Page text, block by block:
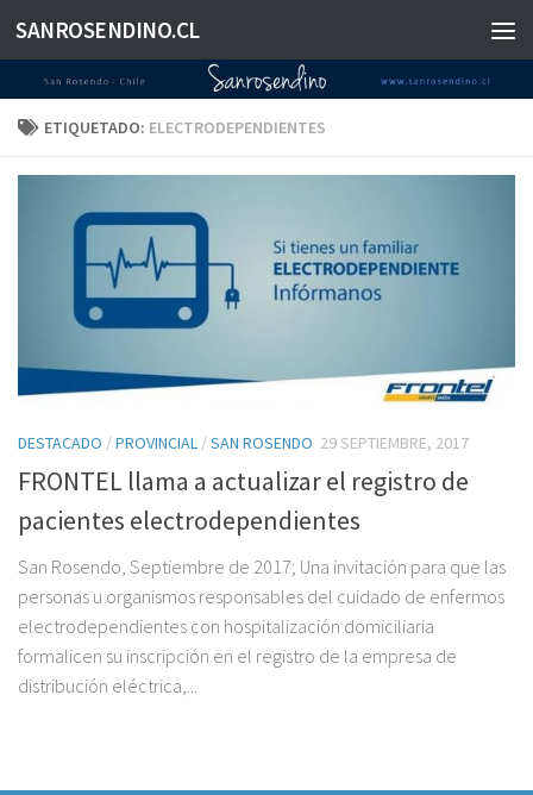
Saltar al contenido
SANROSENDINO.CL
ETIQUETADO: ELECTRODEPENDIENTES
DESTACADO /PROVINCIAL /SAN ROSENDO 29 SEPTIEMBRE, 2017
FRONTEL llama a actualizar el registro de
pacientes electrodependientes
San Rosendo, Septiembre de 2017; Una invitación para que las
personas u organismos responsables del cuidado de enfermos
electrodependientes con hospitalización domiciliaria
formalicen su inscripción en el registro de la empresa de
distribución eléctrica,...